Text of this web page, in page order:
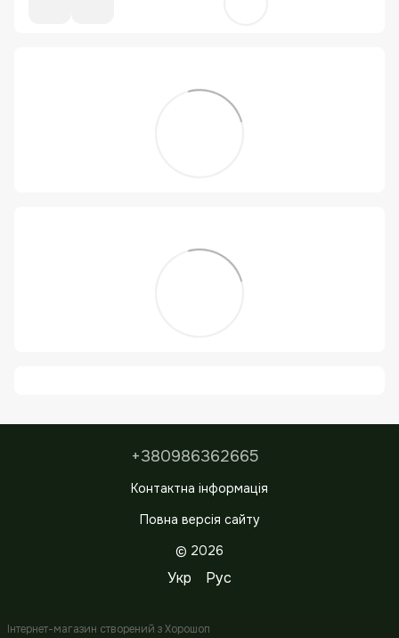
+380986362665
Контактна інформація
Повна версія сайту
© 2026
Укр Рус
Інтернет-магазин створений з Хорошоп